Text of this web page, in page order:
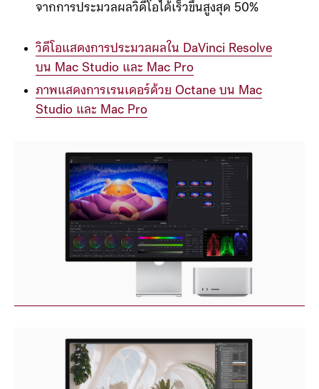
จากการประมวลผลวิดีโอได้เร็วขึ้นสูงสุด 50%
วิดีโอแสดงการประมวลผลใน DaVinci Resolve
บน Mac Studio และ Mac Pro
ภาพแสดงการเรนเดอร์ด้วย Octane บน Mac
Studio และ Mac Pro